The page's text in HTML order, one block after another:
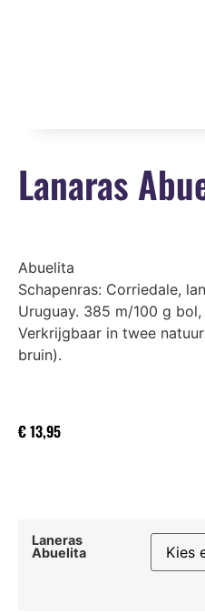
Lanaras
Abuelita
Schapenras: Corriedale,
Uruguay. 385 m/100 g
Verkrijgbaar in twee
bruin).
€13,95
Laneras
Abuelita